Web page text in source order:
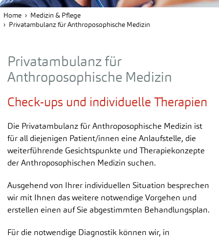
Home
Medizin & Pflege
Privatambulanz für Anthroposophische Medizin
Privatambulanz für
Anthroposophische Medizin
Check-ups und individuelle Therapien
Die Privatambulanz für Anthroposophische Medizin ist
für all diejenigen Patient/innen eine Anlaufstelle, die
weiterführende Gesichtspunkte und Therapiekonzepte
der Anthroposophischen Medizin suchen.
Ausgehend von Ihrer individuellen Situation besprechen
wir mit Ihnen das weitere notwendige Vorgehen und
erstellen einen auf Sie abgestimmten Behandlungsplan.
Für die notwendige Diagnostik können wir, in